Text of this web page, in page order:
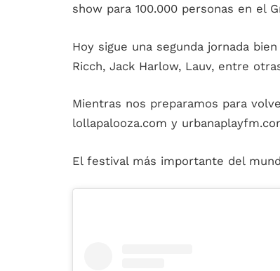
show para 100.000 personas en el
Hoy sigue una segunda jornada
Ricch, Jack Harlow, Lauv, entre
Mientras nos preparamos para
lollapalooza.com y
El festival más importante del